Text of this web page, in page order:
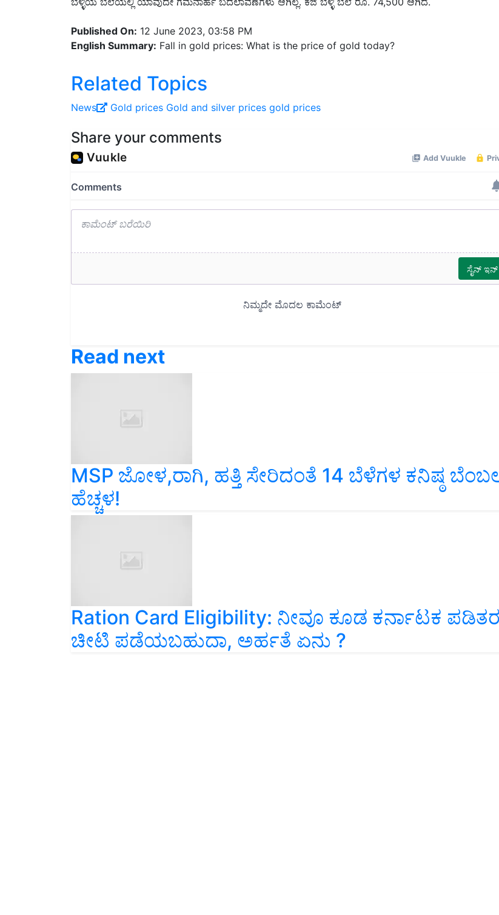
English Summary:Fall in gold prices: What is the price of gold today?
Related Topics
News Gold prices Gold and silver prices
MSP ಜೋಳ,ರಾಗಿ, ಹತ್ತಿ ಸೇರಿದಂತೆ 14 ಬೆಳೆಗಳ ಕನಿಷ್ಠ ಬೆಂಬಲ
ಹೆಚ್ಚಳ!
Ration Card Eligibility: ನೀವೂ ಕೂಡ ಕರ್ನಾಟಕ ಪಡಿತರ
ಚೀಟಿ ಪಡೆಯಬಹುದಾ, ಅರ್ಹತೆ ಏನು ?